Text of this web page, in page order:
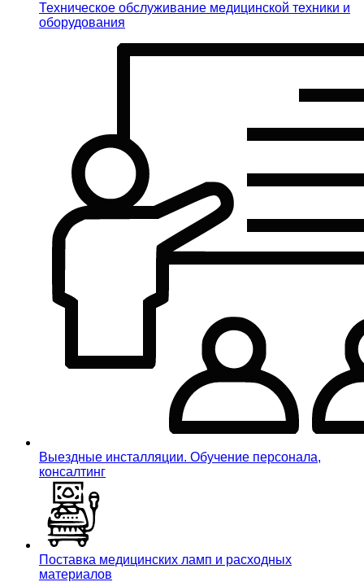
Техническое обслуживание медицинской техники и
оборудования
Выездные инсталляции. Обучение персонала,
консалтинг
Поставка медицинских ламп и расходных
материалов